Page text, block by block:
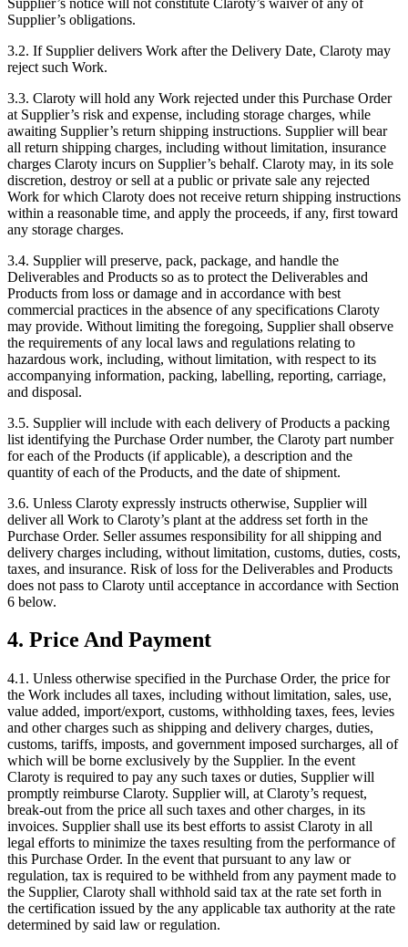
Supplier’s obligations.
3.2. If Supplier delivers Work after the Delivery Date, Claroty may
reject such Work.
3.3. Claroty will hold any Work rejected under this Purchase Order
at Supplier’s risk and expense, including storage charges, while
awaiting Supplier’s return shipping instructions. Supplier will bear
all return shipping charges, including without limitation, insurance
charges Claroty incurs on Supplier’s behalf. Claroty may, in its sole
discretion, destroy or sell at a public or private sale any rejected
Work for which Claroty does not receive return shipping instructions
within a reasonable time, and apply the proceeds, if any, first toward
any storage charges.
3.4. Supplier will preserve, pack, package, and handle the
Deliverables and Products so as to protect the Deliverables and
Products from loss or damage and in accordance with best
commercial practices in the absence of any specifications Claroty
may provide. Without limiting the foregoing, Supplier shall observe
the requirements of any local laws and regulations relating to
hazardous work, including, without limitation, with respect to its
accompanying information, packing, labelling, reporting, carriage,
and disposal.
3.5. Supplier will include with each delivery of Products a packing
list identifying the Purchase Order number, the Claroty part number
for each of the Products (if applicable), a description and the
quantity of each of the Products, and the date of shipment.
3.6. Unless Claroty expressly instructs otherwise, Supplier will
deliver all Work to Claroty’s plant at the address set forth in the
Purchase Order. Seller assumes responsibility for all shipping and
delivery charges including, without limitation, customs, duties, costs,
taxes, and insurance. Risk of loss for the Deliverables and Products
does not pass to Claroty until acceptance in accordance with Section
6 below.
4. Price And Payment
4.1. Unless otherwise specified in the Purchase Order, the price for
the Work includes all taxes, including without limitation, sales, use,
value added, import/export, customs, withholding taxes, fees, levies
and other charges such as shipping and delivery charges, duties,
customs, tariffs, imposts, and government imposed surcharges, all of
which will be borne exclusively by the Supplier. In the event
Claroty is required to pay any such taxes or duties, Supplier will
promptly reimburse Claroty. Supplier will, at Claroty’s request,
break-out from the price all such taxes and other charges, in its
invoices. Supplier shall use its best efforts to assist Claroty in all
legal efforts to minimize the taxes resulting from the performance of
this Purchase Order. In the event that pursuant to any law or
regulation, tax is required to be withheld from any payment made to
the Supplier, Claroty shall withhold said tax at the rate set forth in
the certification issued by the any applicable tax authority at the rate
determined by said law or regulation.